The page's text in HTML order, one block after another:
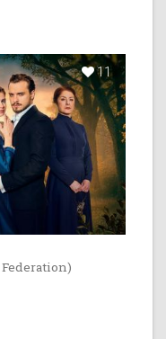
11
Federation)